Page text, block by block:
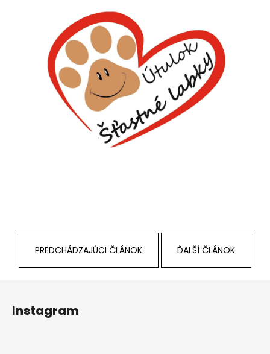
PREDCHÁDZAJÚCI ČLÁNOK ĎALŠÍ ČLÁNOK
Instagram